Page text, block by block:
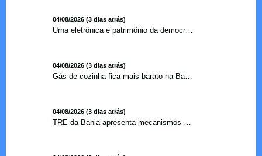
04/08/2026 (3 dias atrás)
Urna eletrônica é patrimônio da democracia, diz presidente do TSE
04/08/2026 (3 dias atrás)
Gás de cozinha fica mais barato na Bahia após redução de 7,1%
04/08/2026 (3 dias atrás)
TRE da Bahia apresenta mecanismos de segurança das urnas e nova ordem de votação para eleições